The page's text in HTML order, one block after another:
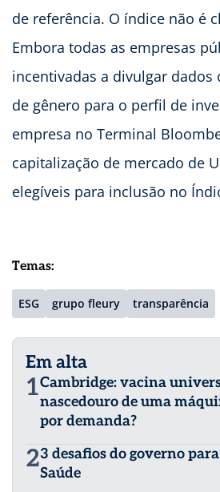
de referência. O índice não é
Embora todas as empresas
incentivadas a divulgar dados
de gênero para o perfil de
empresa no Terminal
capitalização de mercado de
elegíveis para inclusão no
Temas:
ESG grupo fleury transparência
Em alta
1Cambridge: vacina
nascedouro de uma
por demanda?
23 desafios do governo
Saúde